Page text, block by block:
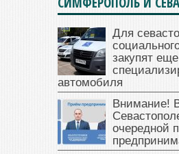
Для
закупят
автомобиля
Внимание!
очередной